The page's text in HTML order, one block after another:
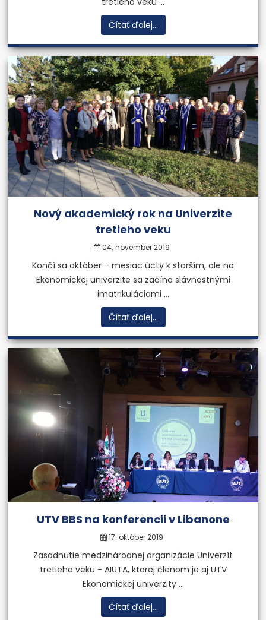
Čítať ďalej...
Nový akademický rok na Univerzite
tretieho veku
04. november 2019
Končí sa október – mesiac úcty k starším, ale na
Ekonomickej univerzite sa začína slávnostnými
imatrikuláciami ...
Čítať ďalej...
UTV BBS na konferencii v Libanone
17. október 2019
Zasadnutie medzinárodnej organizácie Univerzít
tretieho veku - AIUTA, ktorej členom je aj UTV
Ekonomickej univerzity ...
Čítať ďalej...